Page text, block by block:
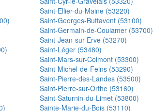
Saint-Ellier-du-Maine (53220)
Saint-Georges-Buttavent (53100)
Saint-Germain-de-Coulamer (53700)
Saint-Jean-sur-Erve (53270)
Saint-Léger (53480)
Saint-Mars-sur-Colmont (53300)
Saint-Michel-de-Feins (53290)
Saint-Pierre-des-Landes (53500)
Saint-Pierre-sur-Orthe (53160)
Saint-Saturnin-du-Limet (53800)
Sainte-Marie-du-Bois (53110)